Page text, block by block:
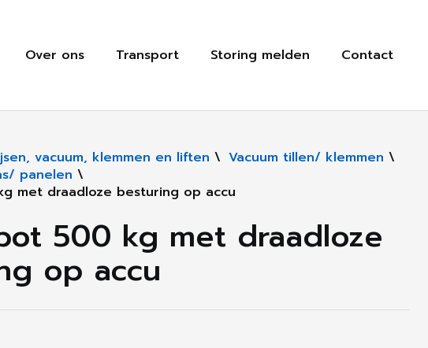
Over ons Transport Storing melden Contact
vacuum, klemmen en liften \ Vacuum tillen/ klemmen \
panelen \
met draadloze besturing op accu
500 kg met draadloze
op accu